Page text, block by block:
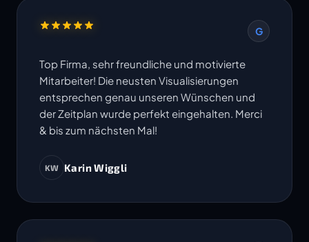
G
Top Firma, sehr freundliche und motivierte
Mitarbeiter! Die neusten Visualisierungen
entsprechen genau unseren Wünschen und
der Zeitplan wurde perfekt eingehalten. Merci
& bis zum nächsten Mal!
KW Karin Wiggli